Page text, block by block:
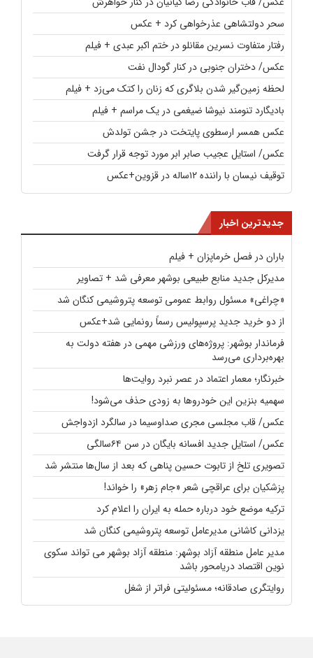
سحر دولتشاهی عذرخواهی کرد + عکس
رفتار متفاوت نسرین مقانلو در ختم اکبر عبدی + فیلم
عکس/ دختران جنوبی در کنار گودال نفت
لحظه زمین‌گیر شدن بلاگری که زنان را کتک می‌زد + فیلم
بادیگارد تنومند نیوشا ضیغمی در یک مراسم + فیلم
عکس همسر ارسطوی پایتخت در جشن تولدش
عکس/ استایل عجیب صابر ابر مورد توجه قرار گرفت
توقیف نیسان با راننده ۱۲ساله در قزوین+عکس
جدیدترین اخبار
باران در فصل خرماپزان + فیلم
مدیرکل جدید منابع طبیعی بوشهر معرفی شد + تصاویر
«چراغی» مسئول روابط عمومی توسعه پتروشیمی کنگان شد
از دو خرید جدید پرسپولیس رسماً رونمایی شد+عکس
فرماندار بوشهر: پروژه‌های ورزشی مهمی در هفته دولت به
بهره‌برداری می‌رسد
خبرنگار؛ معمار اعتماد در عصر نبرد روایت‌ها
سهمیه بنزین این خودروها به زودی حذف می‌شود!
عکس/ قاب مجلسی مجری صداوسیما در سالگرد ازدواجش
عکس/ استایل جدید افسانه بایگان در سن ۶۴سالگی
تصویری تلخ از تابوت حسین پناهی که بعد از سال‌ها منتشر شد
پزشکیان برای عراقچی شعر «جام زهر» را خواند!
ترکیه موضع خود درباره حمله به ایران را اعلام کرد
یزدانی کاشانی مدیرعامل توسعه پتروشیمی کنگان شد
مدیر عامل منطقه آزاد بوشهر: منطقه آزاد بوشهر می تواند سکوی
نوین اقتصاد دریامحور باشد
روایتگری صادقانه؛ مسئولیتی فراتر از شغل